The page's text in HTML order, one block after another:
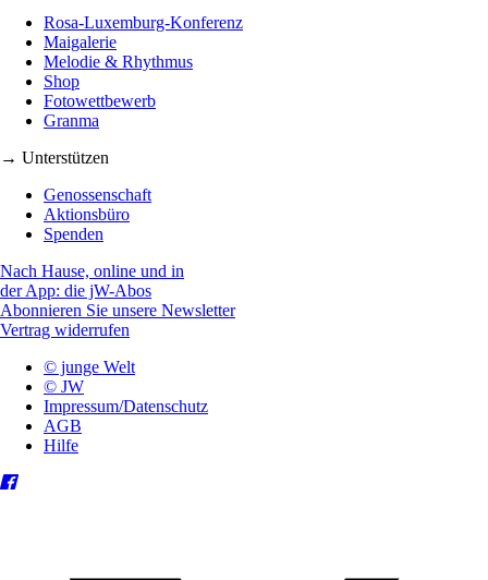
Rosa-Luxemburg-Konferenz
Maigalerie
Melodie & Rhythmus
Shop
Fotowettbewerb
Granma
→ Unterstützen
Genossenschaft
Aktionsbüro
Spenden
Nach Hause, online und in
der App: die jW-Abos
Abonnieren Sie unsere Newsletter
Vertrag widerrufen
© junge Welt
© JW
Impressum/Datenschutz
AGB
Hilfe